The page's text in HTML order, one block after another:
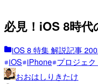
必見！iOS 8時
iOS 8 特集 解説記事
iOS iPhone プロジェク
おおはしりきたけ